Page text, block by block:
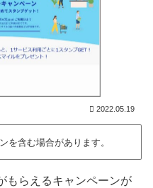
2022.05.19
を含む場合があります。
もらえるキャンペーンが